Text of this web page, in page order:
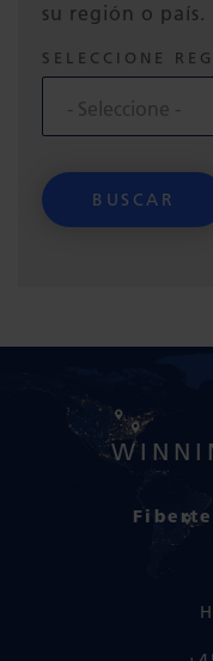
su región o país.
SELECCIONE